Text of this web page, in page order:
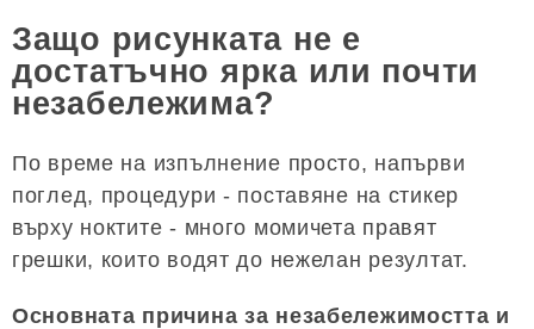
Защо рисунката не е
достатъчно ярка или почти
незабележима?
По време на изпълнение просто, напърви
поглед, процедури - поставяне на стикер
върху ноктите - много момичета правят
грешки, които водят до нежелан резултат.
Основната причина за незабележимостта и